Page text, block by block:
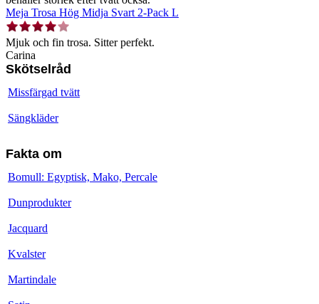
Meja Trosa Hög Midja Svart 2-Pack L
Mjuk och fin trosa. Sitter perfekt.
Carina
Skötselråd
Missfärgad tvätt
Sängkläder
Fakta om
Bomull: Egyptisk, Mako, Percale
Dunprodukter
Jacquard
Kvalster
Martindale